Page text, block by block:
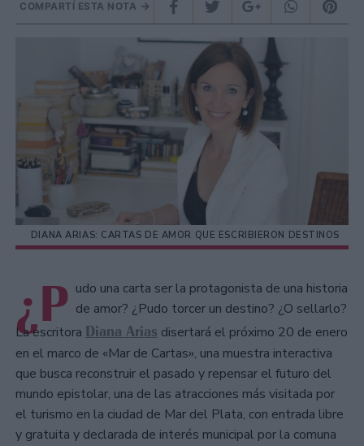
COMPARTÍ ESTA NOTA
DIANA ARIAS: CARTAS DE AMOR QUE ESCRIBIERON DESTINOS
¿P udo una carta ser la protagonista de una historia
de amor? ¿Pudo torcer un destino? ¿O sellarlo?
La escritora Diana Arias disertará el próximo 20 de enero
en el marco de «Mar de Cartas», una muestra interactiva
que busca reconstruir el pasado y repensar el futuro del
mundo epistolar, una de las atracciones más visitada por
el turismo en la ciudad de Mar del Plata, con entrada libre
y gratuita y declarada de interés municipal por la comuna